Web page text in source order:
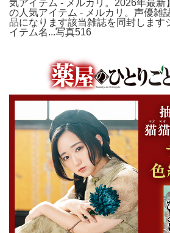
気アイテム - メルカリ。2026年最新
の人気アイテム - メルカリ。声優雑
品になります該当雑誌を同封します
イテム名...写真516